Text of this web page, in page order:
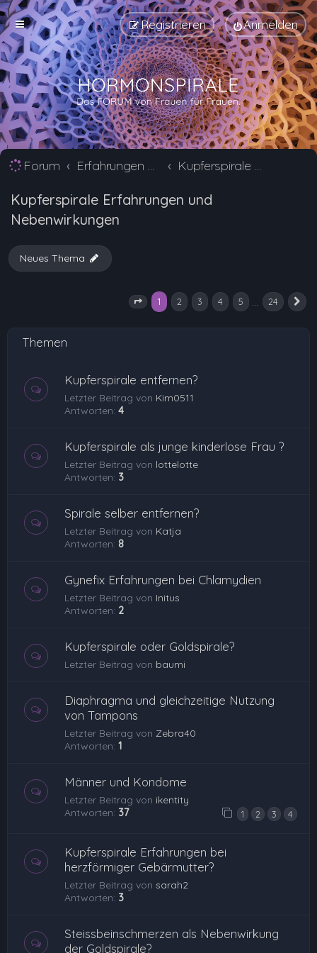
Anmelden
Registrieren
Forum Erfahrungen mit Verhütungsmittel Alternativen Kupferspirale Erfahrungen und Nebenwirkungen
Kupferspirale Erfahrungen und
Nebenwirkungen
Neues Thema
Seite von 24
1 2 3 4 5 24
Themen
Kupferspirale entfernen?
Letzter Beitrag von Kim0511
Antworten: 4
Kupferspirale als junge kinderlose Frau ?
Letzter Beitrag von lottelotte
Antworten: 3
Spirale selber entfernen?
Letzter Beitrag von Katja
Antworten: 8
Gynefix Erfahrungen bei Chlamydien
Letzter Beitrag von Initus
Antworten: 2
Kupferspirale oder Goldspirale?
Letzter Beitrag von baumi
Diaphragma und gleichzeitige Nutzung
von Tampons
Letzter Beitrag von Zebra40
Antworten: 1
Männer und Kondome
Letzter Beitrag von ikentity
Antworten: 37 1 2 3 4
Kupferspirale Erfahrungen bei
herzförmiger Gebärmutter?
Letzter Beitrag von sarah2
Antworten: 3
Steissbeinschmerzen als Nebenwirkung
der Goldspirale?